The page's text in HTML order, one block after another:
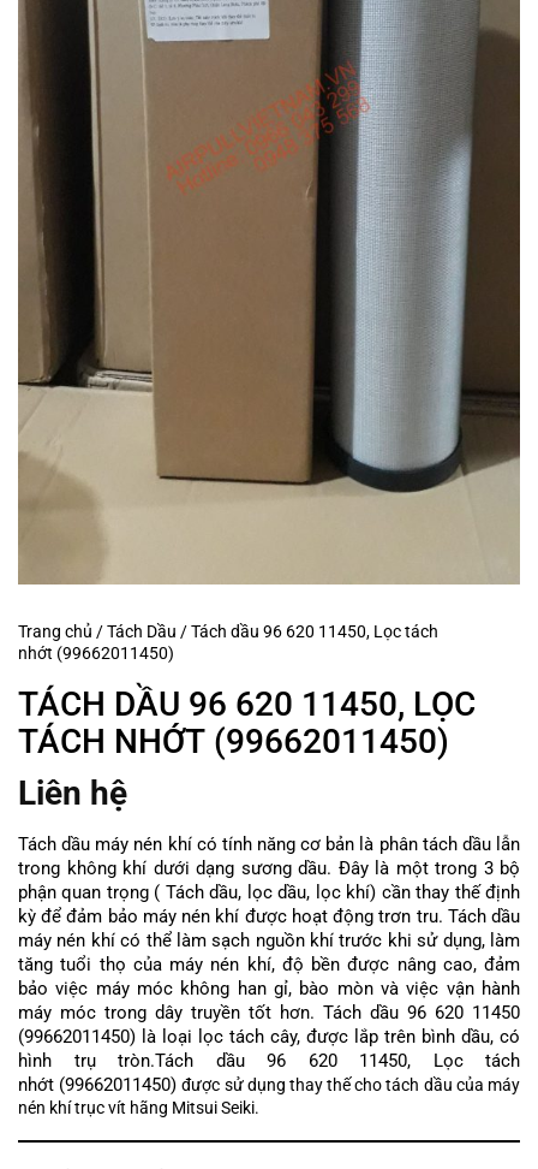
Trang chủ /Tách Dầu /Tách dầu 96 620 11450, Lọc tách
nhớt (99662011450)
TÁCH DẦU 96 620 11450, LỌC
TÁCH NHỚT (99662011450)
Liên hệ
Tách dầu máy nén khí có tính năng cơ bản là phân tách dầu lẫn
trong không khí dưới dạng sương dầu. Đây là một trong 3 bộ
phận quan trọng ( Tách dầu, lọc dầu, lọc khí) cần thay thế định
kỳ để đảm bảo máy nén khí được hoạt động trơn tru. Tách dầu
máy nén khí có thể làm sạch nguồn khí trước khi sử dụng, làm
tăng tuổi thọ của máy nén khí, độ bền được nâng cao, đảm
bảo việc máy móc không han gỉ, bào mòn và việc vận hành
máy móc trong dây truyền tốt hơn. Tách dầu 96 620 11450
(99662011450) là loại lọc tách cây, được lắp trên bình dầu, có
hình trụ tròn.Tách dầu 96 620 11450, Lọc tách
nhớt (99662011450)được sử dụng thay thế cho tách dầu của máy
nén khí trục vít hãng Mitsui Seiki.